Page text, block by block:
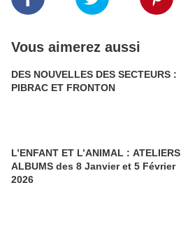
Vous aimerez aussi
DES NOUVELLES DES SECTEURS :
PIBRAC ET FRONTON
L’ENFANT ET L’ANIMAL : ATELIERS
ALBUMS des 8 Janvier et 5 Février
2026